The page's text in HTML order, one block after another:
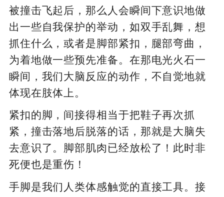
被撞击飞起后，那么人会瞬间下意识地做
出一些自我保护的举动，如双手乱舞，想
抓住什么，或者是脚部紧扣，腿部弯曲，
为着地做一些预先准备。在那电光火石一
瞬间，我们大脑反应的动作，不自觉地就
体现在肢体上。
紧扣的脚，间接得相当于把鞋子再次抓
紧，撞击落地后脱落的话，那就是大脑失
去意识了。脚部肌肉已经放松了！此时非
死便也是重伤！
手脚是我们人类体感触觉的直接工具。接